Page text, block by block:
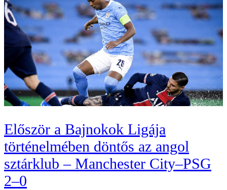
Először a Bajnokok Ligája
történelmében döntős az angol
sztárklub – Manchester City–PSG
2–0